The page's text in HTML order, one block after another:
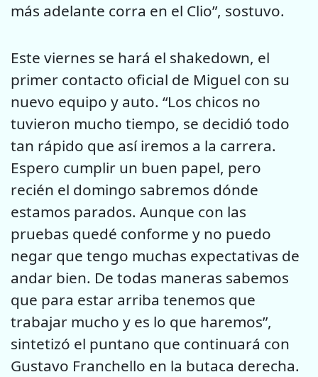
más adelante corra en el Clio”, sostuvo.
Este viernes se hará el shakedown, el
primer contacto oficial de Miguel con su
nuevo equipo y auto. “Los chicos no
tuvieron mucho tiempo, se decidió todo
tan rápido que así iremos a la carrera.
Espero cumplir un buen papel, pero
recién el domingo sabremos dónde
estamos parados. Aunque con las
pruebas quedé conforme y no puedo
negar que tengo muchas expectativas de
andar bien. De todas maneras sabemos
que para estar arriba tenemos que
trabajar mucho y es lo que haremos”,
sintetizó el puntano que continuará con
Gustavo Franchello en la butaca derecha.